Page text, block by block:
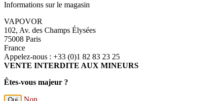
Informations sur le magasin
VAPOVOR
102, Av. des Champs Élysées
75008 Paris
France
Appelez-nous : +33 (0)1 82 83 23 25
VENTE INTERDITE AUX MINEURS
Êtes-vous majeur ?
Non